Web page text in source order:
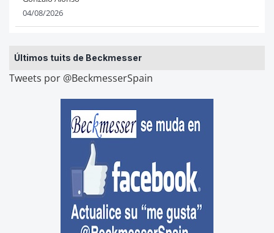
04/08/2026
Últimos tuits de Beckmesser
Tweets por @BeckmesserSpain